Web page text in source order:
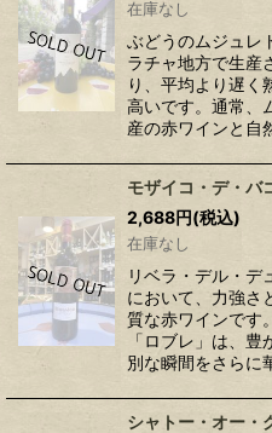
在庫なし
ぶどうのムジュレ
ラチャ地方で生産
り、平均より遅く
高いです。通常、
産の赤ワインと自
モザイコ・デ・
2,688円(税込)
在庫なし
リベラ・デル・デ
において、力強さ
質な赤ワインです
「ロブレ」は、
別な瞬間をさらに
シャトー・オー